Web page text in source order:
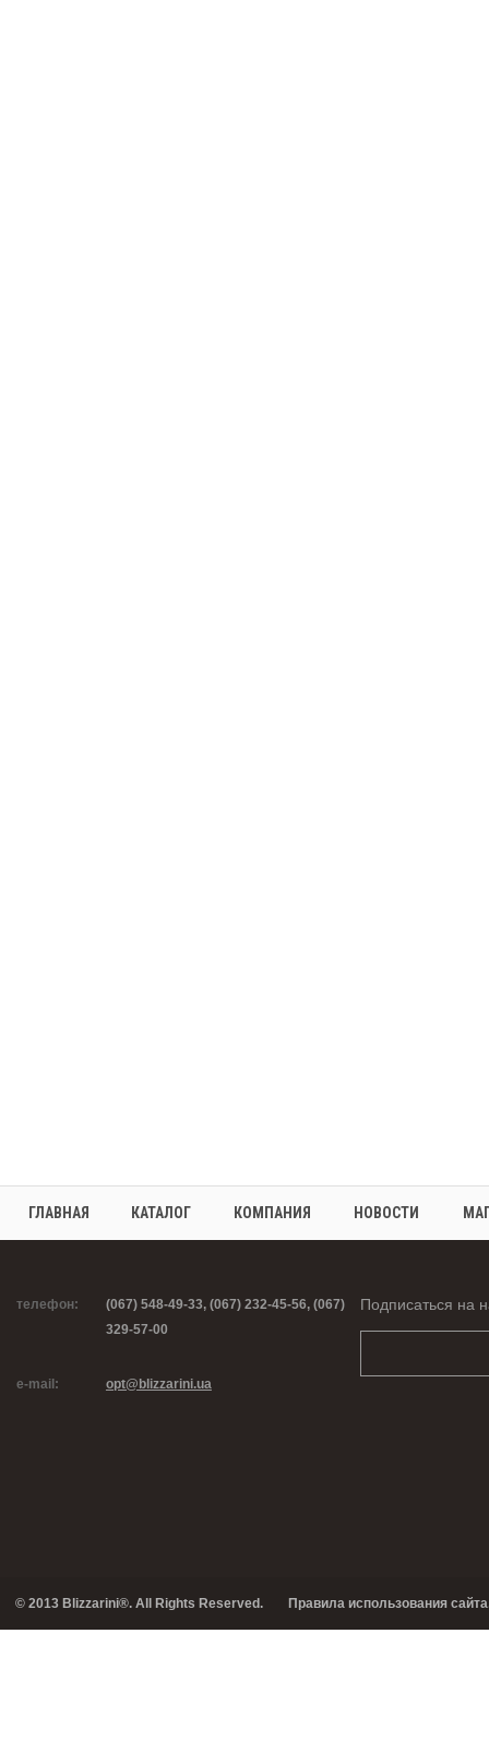
ГЛАВНАЯ КАТАЛОГ КОМПАНИЯ НОВОСТИ
телефон:
(067) 548-49-33, (067) 232-45-56, (067)
329-57-00
e-mail: opt@blizzarini.ua
Подписаться на
© 2013 Blizzarini®. All Rights Reserved. Правила использования сайта